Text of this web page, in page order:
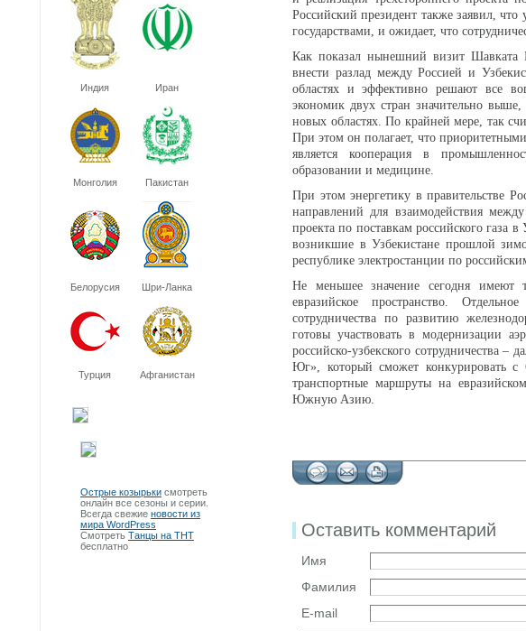
Индия Иран
Монголия Пакистан
Белорусия Шри-Ланка
Турция Афганистан
Острые козырьки смотреть
онлайн все сезоны и серии.
Всегда свежие новости из
мира WordPress
Смотреть Танцы на ТНТ
бесплатно
Российский президент также заявил, что
государствами, и ожидает, что
Как показал нынешний визит Шавката
внести разлад между Россией и
областях и эффективно решают все
экономик двух стран значительно
новых областях. По крайней мере, так
При этом он полагает, что
является кооперация в
образовании и медицине.
При этом энергетику в правительстве
направлений для взаимодействия
проекта по поставкам российского газа
возникшие в Узбекистане прошлой
республике электростанции по
Не меньшее значение сегодня имеют
евразийское пространство.
сотрудничества по развитию
готовы участвовать в модернизации
российско-узбекского сотрудничества
Юг», который сможет конкурировать с
транспортные маршруты на
Южную Азию.
Оставить комментарий
Имя
Фамилия
E-mail